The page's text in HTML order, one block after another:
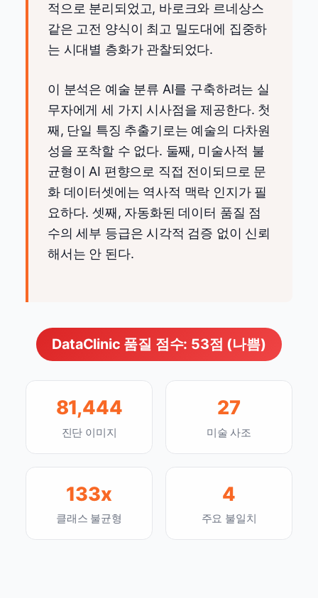
적으로 분리되었고, 바로크와 르네상스
같은 고전 양식이 최고 밀도대에 집중하
는 시대별 층화가 관찰되었다.
이 분석은 예술 분류 AI를 구축하려는 실
무자에게 세 가지 시사점을 제공한다. 첫
째, 단일 특징 추출기로는 예술의 다차원
성을 포착할 수 없다. 둘째, 미술사적 불
균형이 AI 편향으로 직접 전이되므로 문
화 데이터셋에는 역사적 맥락 인지가 필
요하다. 셋째, 자동화된 데이터 품질 점
수의 세부 등급은 시각적 검증 없이 신뢰
해서는 안 된다.
DataClinic 품질 점수: 53점 (나쁨)
81,444
진단 이미지
27
미술 사조
133x
클래스 불균형
4
주요 불일치